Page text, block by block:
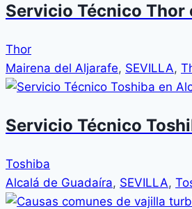
Servicio Técnico Thor
Thor
Mairena del Aljarafe, SEVILLA,
Servicio Técnico
Toshiba
Alcalá de Guadaíra, SEVILLA,